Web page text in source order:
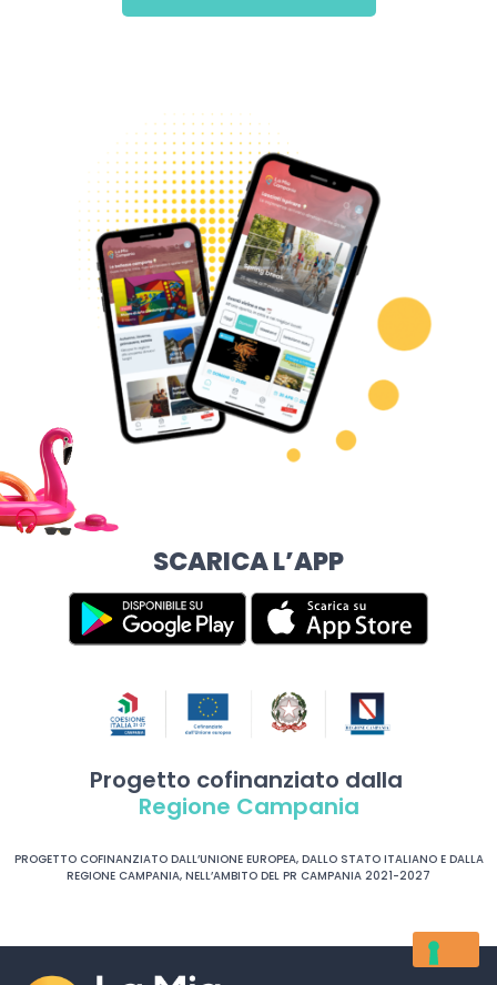
SCARICA L’APP
Progetto cofinanziato dalla
Regione Campania
PROGETTO COFINANZIATO DALL’UNIONE EUROPEA, DALLO STATO ITALIANO E DALLA
REGIONE CAMPANIA, NELL’AMBITO DEL PR CAMPANIA 2021-2027